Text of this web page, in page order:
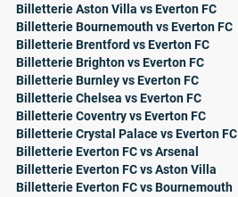
Billetterie Aston Villa vs Everton FC
Billetterie Bournemouth vs Everton FC
Billetterie Brentford vs Everton FC
Billetterie Brighton vs Everton FC
Billetterie Burnley vs Everton FC
Billetterie Chelsea vs Everton FC
Billetterie Coventry vs Everton FC
Billetterie Crystal Palace vs Everton FC
Billetterie Everton FC vs Arsenal
Billetterie Everton FC vs Aston Villa
Billetterie Everton FC vs Bournemouth